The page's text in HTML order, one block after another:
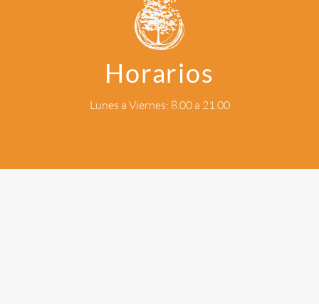
Horarios
Lunes a Viernes: 8.00 a 21.00